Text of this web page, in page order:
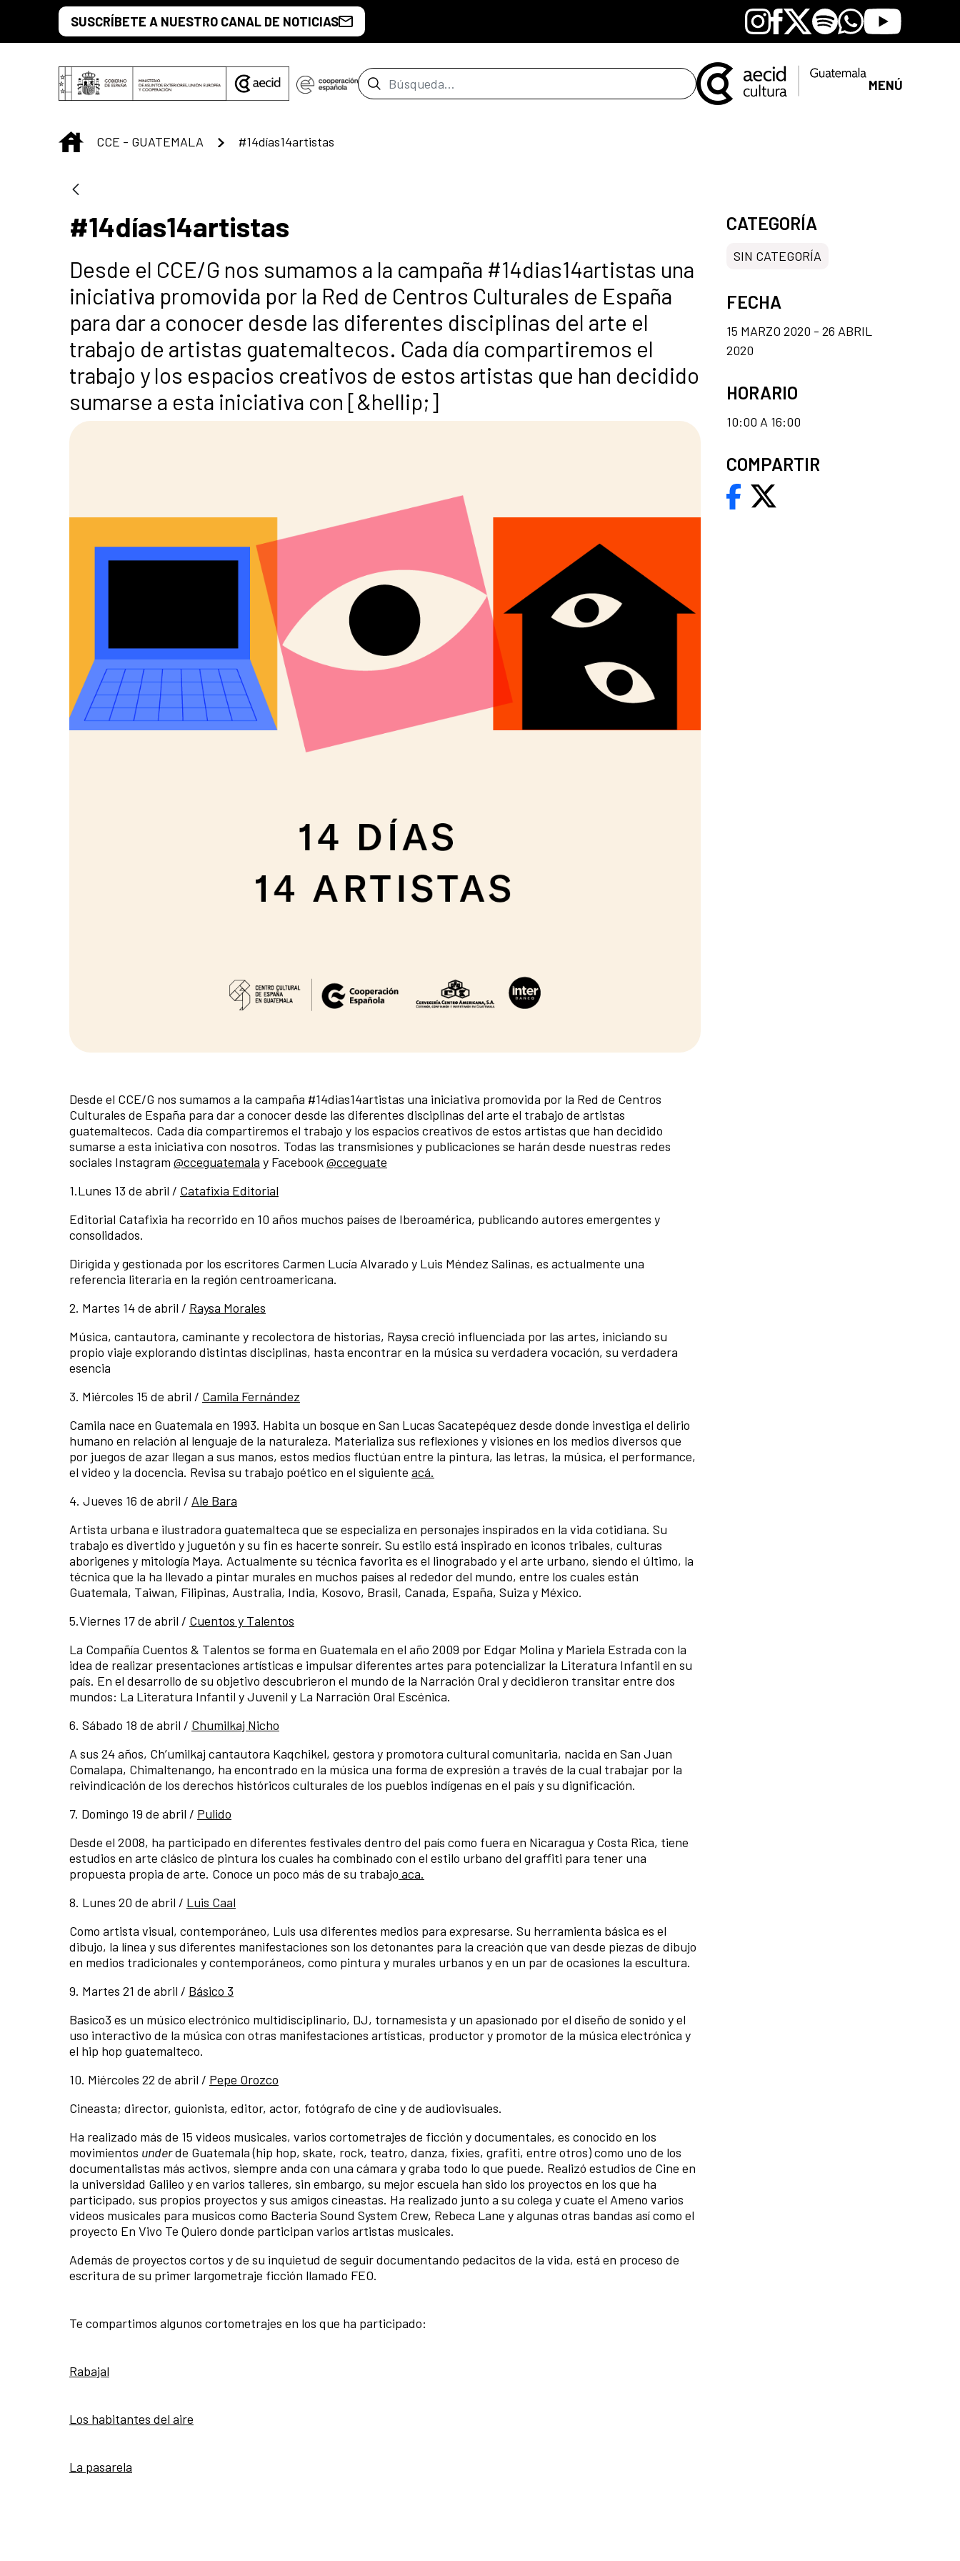
Saltar al contenido principal
SUSCRÍBETE A NUESTRO CANAL DE NOTICIAS Instagram
Facebook
X SpotifyWhatsapp
Youtube
Barra de búsqueda MENÚ
INICIO
CCE - GUATEMALA #14días14artistas
#14días14artistas
Desde el CCE/G nos sumamos a la campaña #14dias14artistas una
iniciativa promovida por la Red de Centros Culturales de España
para dar a conocer desde las diferentes disciplinas del arte el
trabajo de artistas guatemaltecos. Cada día compartiremos el
trabajo y los espacios creativos de estos artistas que han decidido
sumarse a esta iniciativa con [&hellip;]
Desde el CCE/G nos sumamos a la campaña #14dias14artistas una iniciativa promovida por la Red de Centros
Culturales de España para dar a conocer desde las diferentes disciplinas del arte el trabajo de artistas
guatemaltecos. Cada día compartiremos el trabajo y los espacios creativos de estos artistas que han decidido
sumarse a esta iniciativa con nosotros. Todas las transmisiones y publicaciones se harán desde nuestras redes
sociales Instagram @cceguatemala y Facebook@cceguate
1.Lunes 13 de abril / Catafixia Editorial
Editorial Catafixia ha recorrido en 10 años muchos países de Iberoamérica, publicando autores emergentes y
consolidados.
Dirigida y gestionada por los escritores Carmen Lucía Alvarado y Luis Méndez Salinas, es actualmente una
referencia literaria en la región centroamericana.
2. Martes 14 de abril / Raysa Morales
Música, cantautora, caminante y recolectora de historias, Raysa creció influenciada por las artes, iniciando su
propio viaje explorando distintas disciplinas, hasta encontrar en la música su verdadera vocación, su verdadera
esencia
3. Miércoles 15 de abril / Camila Fernández
Camila nace en Guatemala en 1993. Habita un bosque en San Lucas Sacatepéquez desde donde investiga el delirio
humano en relación al lenguaje de la naturaleza. Materializa sus reflexiones y visiones en los medios diversos que
por juegos de azar llegan a sus manos, estos medios fluctúan entre la pintura, las letras, la música, el performance,
el video y la docencia. Revisa su trabajo poético en el siguiente acá.
4. Jueves 16 de abril / Ale Bara
Artista urbana e ilustradora guatemalteca que se especializa en personajes inspirados en la vida cotidiana. Su
trabajo es divertido y juguetón y su fin es hacerte sonreír. Su estilo está inspirado en iconos tribales, culturas
aborigenes y mitología Maya. Actualmente su técnica favorita es el linograbado y el arte urbano, siendo el último, la
técnica que la ha llevado a pintar murales en muchos países al rededor del mundo, entre los cuales están
Guatemala, Taiwan, Filipinas, Australia, India, Kosovo, Brasil, Canada, España, Suiza y México.
5.Viernes 17 de abril / Cuentos y Talentos
La Compañía Cuentos & Talentos se forma en Guatemala en el año 2009 por Edgar Molina y Mariela Estrada con la
idea de realizar presentaciones artísticas e impulsar diferentes artes para potencializar la Literatura Infantil en su
país. En el desarrollo de su objetivo descubrieron el mundo de la Narración Oral y decidieron transitar entre dos
mundos: La Literatura Infantil y Juvenil y La Narración Oral Escénica.
6. Sábado 18 de abril / Chumilkaj Nicho
A sus 24 años, Ch’umilkaj cantautora Kaqchikel, gestora y promotora cultural comunitaria, nacida en San Juan
Comalapa, Chimaltenango, ha encontrado en la música una forma de expresión a través de la cual trabajar por la
reivindicación de los derechos históricos culturales de los pueblos indígenas en el país y su dignificación.
7. Domingo 19 de abril / Pulido
Desde el 2008, ha participado en diferentes festivales dentro del país como fuera en Nicaragua y Costa Rica, tiene
estudios en arte clásico de pintura los cuales ha combinado con el estilo urbano del graffiti para tener una
propuesta propia de arte. Conoce un poco más de su trabajo aca.
8. Lunes 20 de abril / Luis Caal
Como artista visual, contemporáneo, Luis usa diferentes medios para expresarse. Su herramienta básica es el
dibujo, la línea y sus diferentes manifestaciones son los detonantes para la creación que van desde piezas de dibujo
en medios tradicionales y contemporáneos, como pintura y murales urbanos y en un par de ocasiones la escultura.
9. Martes 21 de abril / Básico 3
Basico3 es un músico electrónico multidisciplinario, DJ, tornamesista y un apasionado por el diseño de sonido y el
uso interactivo de la música con otras manifestaciones artísticas, productor y promotor de la música electrónica y
el hip hop guatemalteco.
10. Miércoles 22 de abril / Pepe Orozco
Cineasta; director, guionista, editor, actor, fotógrafo de cine y de audiovisuales.
Ha realizado más de 15 videos musicales, varios cortometrajes de ficción y documentales, es conocido en los
movimientos underde Guatemala (hip hop, skate, rock, teatro, danza, fixies, grafiti, entre otros) como uno de los
documentalistas más activos, siempre anda con una cámara y graba todo lo que puede. Realizó estudios de Cine en
la universidad Galileo y en varios talleres, sin embargo, su mejor escuela han sido los proyectos en los que ha
participado, sus propios proyectos y sus amigos cineastas. Ha realizado junto a su colega y cuate el Ameno varios
videos musicales para musicos como Bacteria Sound System Crew, Rebeca Lane y algunas otras bandas así como el
proyecto En Vivo Te Quiero donde participan varios artistas musicales.
Además de proyectos cortos y de su inquietud de seguir documentando pedacitos de la vida, está en proceso de
escritura de su primer largometraje ficción llamado FEO.
Te compartimos algunos cortometrajes en los que ha participado:
Rabajal
Los habitantes del aire
La pasarela
CATEGORÍA
SIN CATEGORÍA
FECHA
15 MARZO 2020 - 26 ABRIL
2020
HORARIO
10:00 A 16:00
COMPARTIR